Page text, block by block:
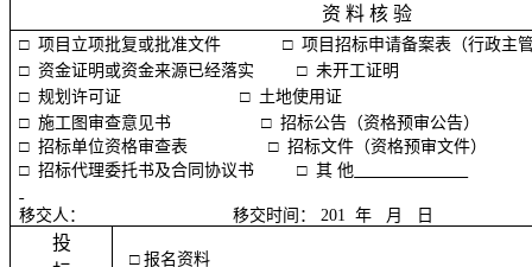
资 料 核 验
□项目立项批复或批准文件 □ 项目招标申请备案表（行政主管
□资金证明或资金来源已经落实□ 未开工证明
□规划许可证□ 土地使用证
□ 施工图审查意见书 □ 招标公告（资格预审公告）
□ 招标单位资格审查表 □ 招标文件（资格预审文件）
□招标代理委托书及合同协议书□ 其 他
移交人： 移交时间： 201 年 月 日
投
□报名资料